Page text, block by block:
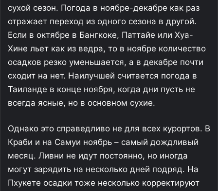
сухой сезон. Погода в ноябре-декабре как раз
отражает переход из одного сезона в другой.
Если в октябре в Бангкоке, Паттайе или Хуа-
Хине льет как из ведра, то в ноябре количество
осадков резко уменьшается, а в декабре почти
сходит на нет. Наилучшей считается погода в
Таиланде в конце ноября, когда дни пусть не
всегда ясные, но в основном сухие.
Однако это справедливо не для всех курортов. В
Краби и на Самуи ноябрь – самый дождливый
месяц. Ливни не идут постоянно, но иногда
могут зарядить на несколько дней подряд. На
Пхукете осадки тоже несколько корректируют